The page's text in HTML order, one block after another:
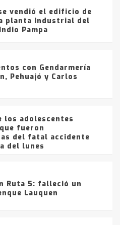
vendió el edificio de
planta Industrial del
Pampa
con Gendarmería
Pehuajó y Carlos
los adolescentes
fueron
del fatal accidente
del lunes
Ruta 5: falleció un
Lauquen